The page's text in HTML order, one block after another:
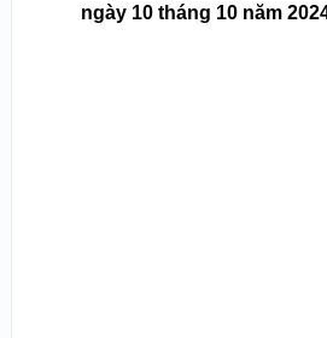
ngày 10 tháng 10 năm